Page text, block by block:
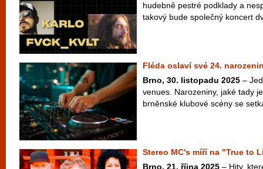
hudebně pestré podklady a
takový bude společný koncert
Fléda oslaví své 24.
Brno, 30. listopadu 2025 –
venues. Narozeniny, jaké tady
brněnské klubové scény se
Stereo MC's míří na "True to
Brno, 21. října 2025 – Hity,